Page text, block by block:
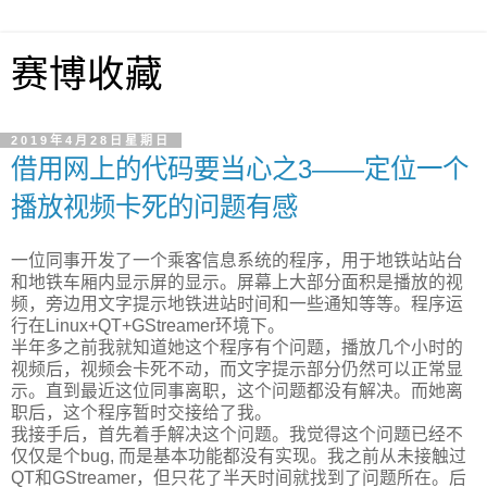
赛博收藏
2019年4月28日星期日
借用网上的代码要当心之3——定位一个
播放视频卡死的问题有感
一位同事开发了一个乘客信息系统的程序，用于地铁站站台
和地铁车厢内显示屏的显示。屏幕上大部分面积是播放的视
频，旁边用文字提示地铁进站时间和一些通知等等。程序运
行在Linux+QT+GStreamer环境下。
半年多之前我就知道她这个程序有个问题，播放几个小时的
视频后，视频会卡死不动，而文字提示部分仍然可以正常显
示。直到最近这位同事离职，这个问题都没有解决。而她离
职后，这个程序暂时交接给了我。
我接手后，首先着手解决这个问题。我觉得这个问题已经不
仅仅是个bug, 而是基本功能都没有实现。我之前从未接触过
QT和GStreamer，但只花了半天时间就找到了问题所在。后